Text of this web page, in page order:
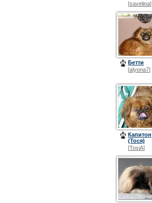
[savelina]
Бетти
[alyona7]
Капитон
(Тося)
[TosiA]